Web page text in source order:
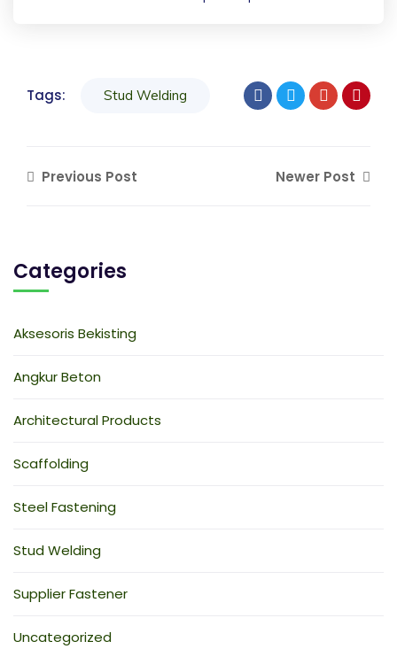
Tags: Stud Welding
Previous Post Newer Post
Categories
Aksesoris Bekisting
Angkur Beton
Architectural Products
Scaffolding
Steel Fastening
Stud Welding
Supplier Fastener
Uncategorized